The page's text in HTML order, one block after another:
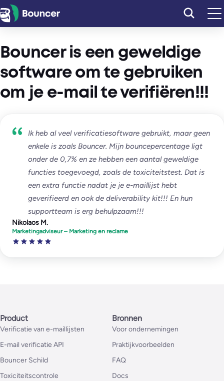
Ga
naar
inhoud
Bouncer is een geweldige
software om te gebruiken
om je e-mail te verifiëren!!!
Ik heb al veel verificatiesoftware gebruikt, maar geen
enkele is zoals Bouncer. Mijn bouncepercentage ligt
onder de 0,7% en ze hebben een aantal geweldige
functies toegevoegd, zoals de toxiciteitstest. Dat is
een extra functie nadat je je e-maillijst hebt
geverifieerd en ook de deliverability kit!!! En hun
supportteam is erg behulpzaam!!!
Nikolaos M.
Marketingadviseur – Marketing en reclame
Product
Verificatie van e-maillijsten
E-mail verificatie API
Bouncer Schild
Toxiciteitscontrole
Bronnen
Voor ondernemingen
Praktijkvoorbeelden
FAQ
Docs